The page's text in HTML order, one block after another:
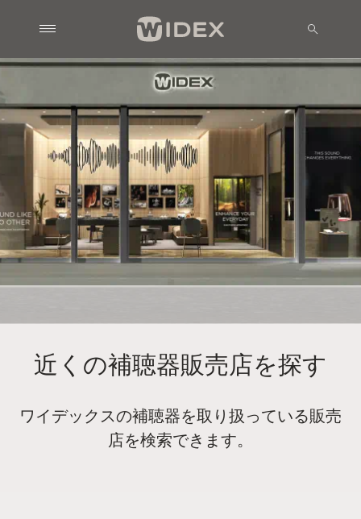
近くの補聴器販売店を探す
ワイデックスの補聴器を取り扱っている販売
店を検索できます。